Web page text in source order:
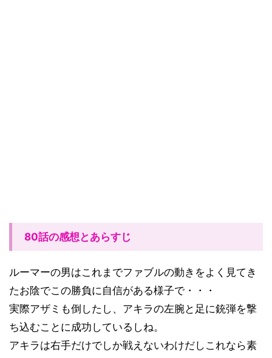
80話の感想とあらすじ
ルーマーの男はこれまでファブルの動きをよく見てき
たお陰でこの勝負に自信がある様子で・・・
実際アザミも倒したし、アキラの左腕と足に銃弾を撃
ち込むことに成功しているしね。
アキラは右手だけでしか戦えないわけだしこれなら素